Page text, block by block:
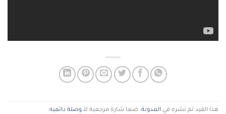
هذا القيد تم نشره في المدونة. ضعا شارة مرجعية للـ وصلة دائميه.